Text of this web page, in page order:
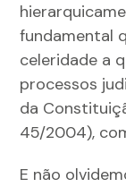
fundamental
celeridade a
processos
da
45/2004),
E não